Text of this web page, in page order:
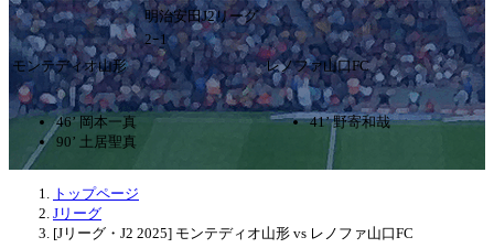
明治安田J2リーグ
2ｰ1
モンテディオ山形
レノファ山口FC
46’ 岡本一真
90’ 土居聖真
41’ 野寄和哉
トップページ
Jリーグ
[Jリーグ・J2 2025] モンテディオ山形 vs レノファ山口FC